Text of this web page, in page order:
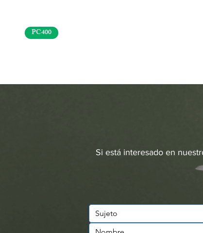
PC400
Si está interesado en